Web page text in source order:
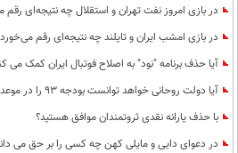
در بازی امروز نفت تهران و استقلال چه نتیجه‌ای رقم
در بازی امشب ایران و تایلند چه نتیجه‌ای رقم
آیا حذف برنامه "نود" به اصلاح فوتبال ایران کمک می
آیا دولت روحانی خواهد توانست بودجه 93 را در موعد مقرر تقدیم مجلس کند؟
با حذف یارانه نقدی ثروتمندان موافق هستید؟
در دعوای دایی و مایلی کهن چه کسی را بر حق می